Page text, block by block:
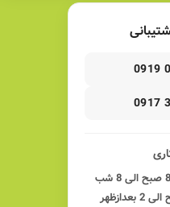
0919
0917